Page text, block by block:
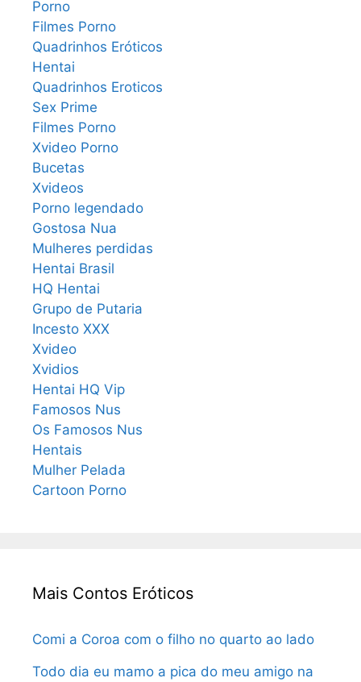
Porno
Filmes Porno
Quadrinhos Eróticos
Hentai
Quadrinhos Eroticos
Sex Prime
Filmes Porno
Xvideo Porno
Bucetas
Xvideos
Porno legendado
Gostosa Nua
Mulheres perdidas
Hentai Brasil
HQ Hentai
Grupo de Putaria
Incesto XXX
Xvideo
Xvidios
Hentai HQ Vip
Famosos Nus
Os Famosos Nus
Hentais
Mulher Pelada
Cartoon Porno
Mais Contos Eróticos
Comi a Coroa com o filho no quarto ao lado
Todo dia eu mamo a pica do meu amigo na